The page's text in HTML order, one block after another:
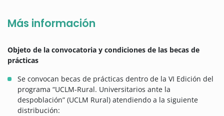
Más información
Objeto de la convocatoria y condiciones de las becas de
prácticas
Se convocan becas de prácticas dentro de la VI Edición del
programa “UCLM-Rural. Universitarios ante la
despoblación” (UCLM Rural) atendiendo a la siguiente
distribución: